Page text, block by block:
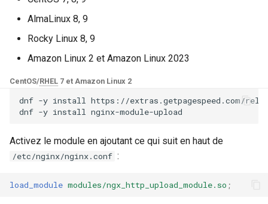
e
c
h
$device_type
$is_desktop
upload_set_form_field
upload_pass_form_field
upload_max_file_size
cache
checkups
consul-event
core
cors
Modules NGINX cPanel EA4 -
Transformez ea-nginx en une
puissance de performance et
de sécurité
Support HTTP/3 QUIC de
NGINX - Paquets RPM pour
RHEL et CentOS
Serveur Web Angie - Installer
sur RHEL, CentOS, Rocky
AlmaLinux 8, 9
Rocky Linux 8, 9
Amazon Linux 2 et Amazon Linux 2023
CentOS/RHEL 7 et Amazon Linux 2
dnf -y install
https://extras.getpagespeed.com/
dnf -y install
Activez le module en ajoutant ce qui suit en haut de
/etc/nginx/nginx.conf :
load_module modules/ngx_http_upload_module.so ;